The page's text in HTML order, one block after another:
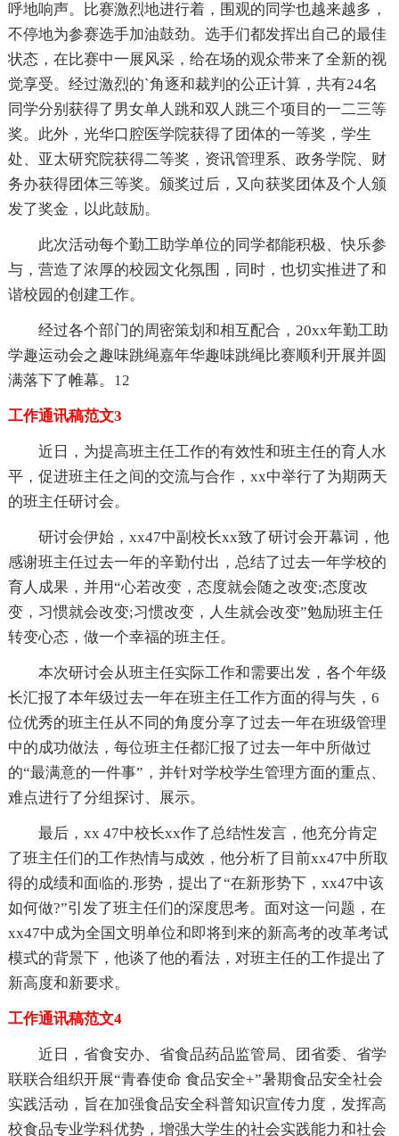
呼地响声。比赛激烈地进行着，围观的同学也越来越多，
不停地为参赛选手加油鼓劲。选手们都发挥出自己的最佳
状态，在比赛中一展风采，给在场的观众带来了全新的视
觉享受。经过激烈的`角逐和裁判的公正计算，共有24名
同学分别获得了男女单人跳和双人跳三个项目的一二三等
奖。此外，光华口腔医学院获得了团体的一等奖，学生
处、亚太研究院获得二等奖，资讯管理系、政务学院、财
务办获得团体三等奖。颁奖过后，又向获奖团体及个人颁
发了奖金，以此鼓励。
此次活动每个勤工助学单位的同学都能积极、快乐参
与，营造了浓厚的校园文化氛围，同时，也切实推进了和
谐校园的创建工作。
经过各个部门的周密策划和相互配合，20xx年勤工助
学趣运动会之趣味跳绳嘉年华趣味跳绳比赛顺利开展并圆
满落下了帷幕。12
工作通讯稿范文3
近日，为提高班主任工作的有效性和班主任的育人水
平，促进班主任之间的交流与合作，xx中举行了为期两天
的班主任研讨会。
研讨会伊始，xx47中副校长xx致了研讨会开幕词，他
感谢班主任过去一年的辛勤付出，总结了过去一年学校的
育人成果，并用“心若改变，态度就会随之改变;态度改
变，习惯就会改变;习惯改变，人生就会改变”勉励班主任
转变心态，做一个幸福的班主任。
本次研讨会从班主任实际工作和需要出发，各个年级
长汇报了本年级过去一年在班主任工作方面的得与失，6
位优秀的班主任从不同的角度分享了过去一年在班级管理
中的成功做法，每位班主任都汇报了过去一年中所做过
的“最满意的一件事”，并针对学校学生管理方面的重点、
难点进行了分组探讨、展示。
最后，xx 47中校长xx作了总结性发言，他充分肯定
了班主任们的工作热情与成效，他分析了目前xx47中所取
得的成绩和面临的.形势，提出了“在新形势下，xx47中该
如何做?”引发了班主任们的深度思考。面对这一问题，在
xx47中成为全国文明单位和即将到来的新高考的改革考试
模式的背景下，他谈了他的看法，对班主任的工作提出了
新高度和新要求。
工作通讯稿范文4
近日，省食安办、省食品药品监管局、团省委、省学
联联合组织开展“青春使命 食品安全+”暑期食品安全社会
实践活动，旨在加强食品安全科普知识宣传力度，发挥高
校食品专业学科优势，增强大学生的社会实践能力和社会